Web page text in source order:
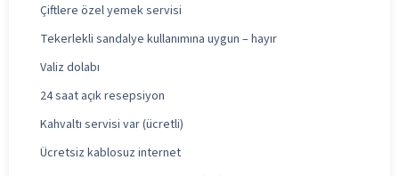
Çiftlere özel yemek servisi
Tekerlekli sandalye kullanımına uygun – hayır
Valiz dolabı
24 saat açık resepsiyon
Kahvaltı servisi var (ücretli)
Ücretsiz kablosuz internet